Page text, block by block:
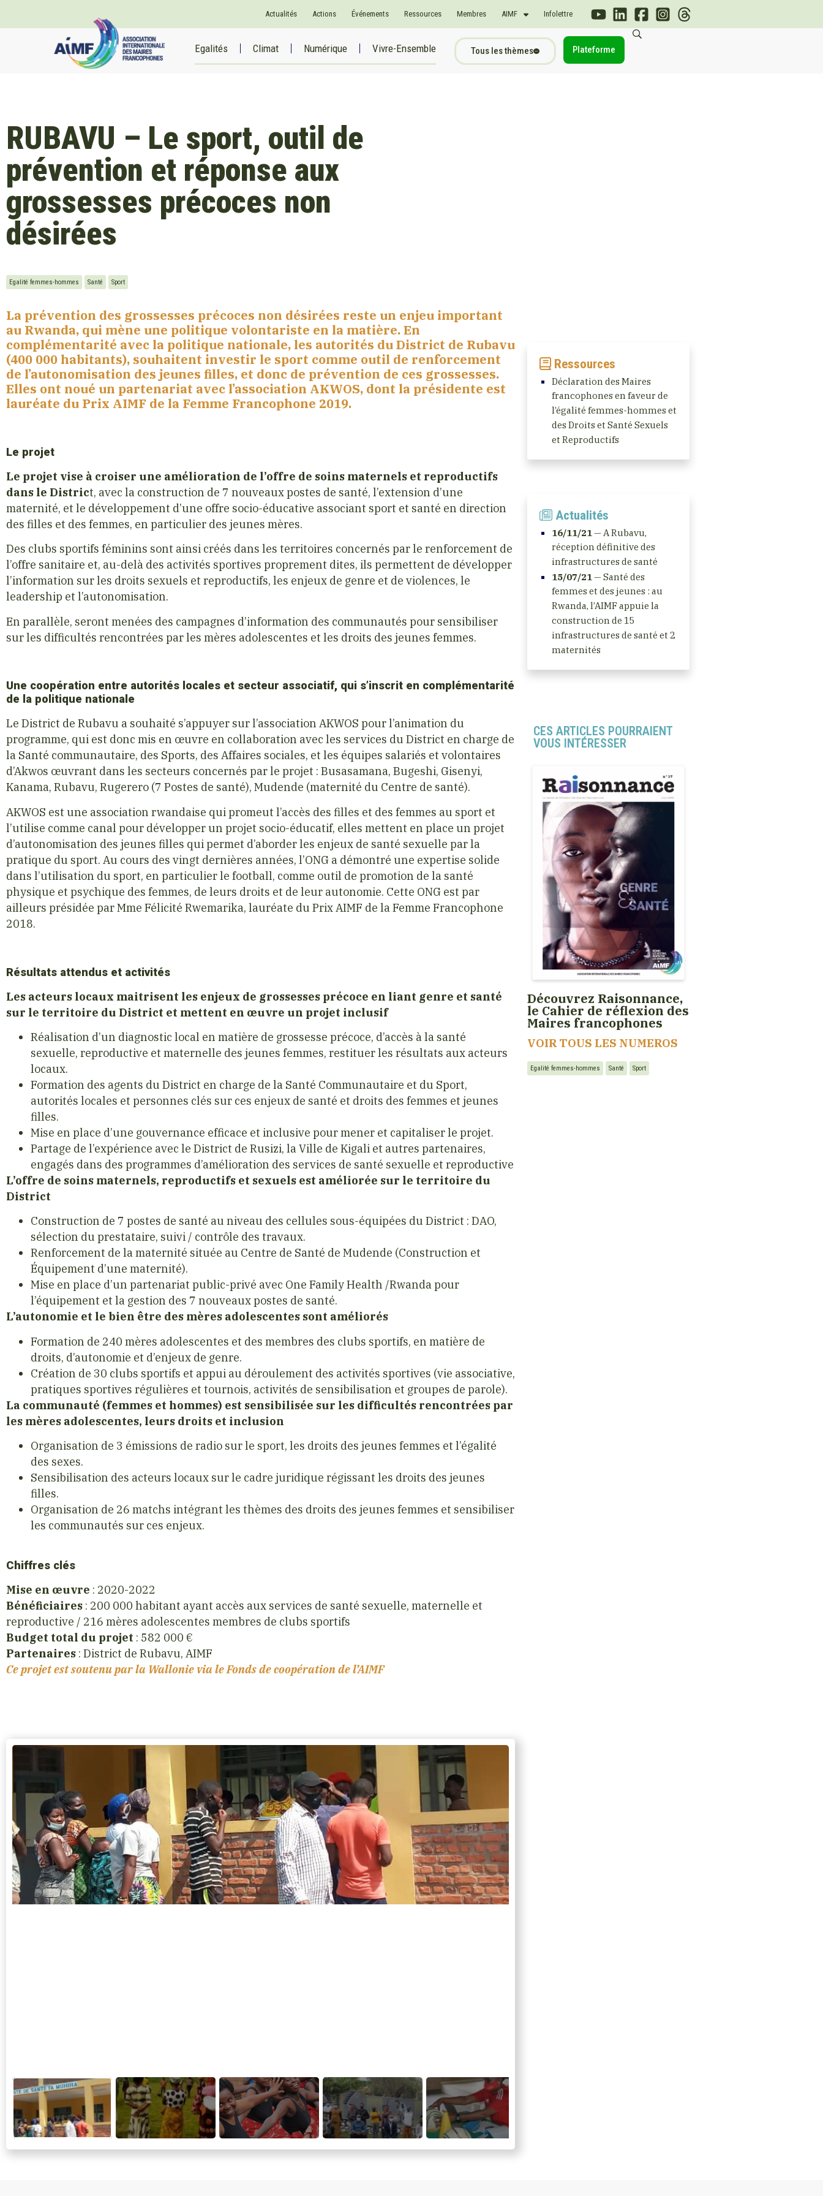
Actualités Actions Événements Ressources Membres AIMF Infolettre
Egalités Climat Numérique Vivre-Ensemble Tous les thèmes Plateforme
RUBAVU – Le sport, outil de
prévention et réponse aux
grossesses précoces non
désirées
Egalité femmes-hommes Santé Sport
La prévention des grossesses précoces non désirées reste un enjeu important
au Rwanda, qui mène une politique volontariste en la matière. En
complémentarité avec la politique nationale, les autorités du District de Rubavu
(400 000 habitants), souhaitent investir le sport comme outil de renforcement
de l’autonomisation des jeunes filles, et donc de prévention de ces grossesses.
Elles ont noué un partenariat avec l’association AKWOS, dont la présidente est
lauréate du Prix AIMF de la Femme Francophone 2019.
Le projet
Le projet vise à croiser une amélioration de l’offre de soins maternels et reproductifs
dans le District, avec la construction de 7 nouveaux postes de santé, l’extension d’une
maternité, et le développement d’une offre socio-éducative associant sport et santé en direction
des filles et des femmes, en particulier des jeunes mères.
Des clubs sportifs féminins sont ainsi créés dans les territoires concernés par le renforcement de
l’offre sanitaire et, au-delà des activités sportives proprement dites, ils permettent de développer
l’information sur les droits sexuels et reproductifs, les enjeux de genre et de violences, le
leadership et l’autonomisation.
En parallèle, seront menées des campagnes d’information des communautés pour sensibiliser
sur les difficultés rencontrées par les mères adolescentes et les droits des jeunes femmes.
Une coopération entre autorités locales et secteur associatif, qui s’inscrit en complémentarité
de la politique nationale
Le District de Rubavu a souhaité s’appuyer sur l’association AKWOS pour l’animation du
programme, qui est donc mis en œuvre en collaboration avec les services du District en charge de
la Santé communautaire, des Sports, des Affaires sociales, et les équipes salariés et volontaires
d’Akwos œuvrant dans les secteurs concernés par le projet : Busasamana, Bugeshi, Gisenyi,
Kanama, Rubavu, Rugerero (7 Postes de santé), Mudende (maternité du Centre de santé).
AKWOS est une association rwandaise qui promeut l’accès des filles et des femmes au sport et
l’utilise comme canal pour développer un projet socio-éducatif, elles mettent en place un projet
d’autonomisation des jeunes filles qui permet d’aborder les enjeux de santé sexuelle par la
pratique du sport. Au cours des vingt dernières années, l’ONG a démontré une expertise solide
dans l’utilisation du sport, en particulier le football, comme outil de promotion de la santé
physique et psychique des femmes, de leurs droits et de leur autonomie. Cette ONG est par
ailleurs présidée par Mme Félicité Rwemarika, lauréate du Prix AIMF de la Femme Francophone
2018.
Résultats attendus et activités
Les acteurs locaux maitrisent les enjeux de grossesses précoce en liant genre et santé
sur le territoire du District et mettent en œuvre un projet inclusif
Réalisation d’un diagnostic local en matière de grossesse précoce, d’accès à la santé
sexuelle, reproductive et maternelle des jeunes femmes, restituer les résultats aux acteurs
locaux.
Formation des agents du District en charge de la Santé Communautaire et du Sport,
autorités locales et personnes clés sur ces enjeux de santé et droits des femmes et jeunes
filles.
Mise en place d’une gouvernance efficace et inclusive pour mener et capitaliser le projet.
Partage de l’expérience avec le District de Rusizi, la Ville de Kigali et autres partenaires,
engagés dans des programmes d’amélioration des services de santé sexuelle et reproductive
L’offre de soins maternels, reproductifs et sexuels est améliorée sur le territoire du
District
Construction de 7 postes de santé au niveau des cellules sous-équipées du District : DAO,
sélection du prestataire, suivi / contrôle des travaux.
Renforcement de la maternité située au Centre de Santé de Mudende (Construction et
Équipement d’une maternité).
Mise en place d’un partenariat public-privé avec One Family Health /Rwanda pour
l’équipement et la gestion des 7 nouveaux postes de santé.
L’autonomie et le bien être des mères adolescentes sont améliorés
Formation de 240 mères adolescentes et des membres des clubs sportifs, en matière de
droits, d’autonomie et d’enjeux de genre.
Création de 30 clubs sportifs et appui au déroulement des activités sportives (vie associative,
pratiques sportives régulières et tournois, activités de sensibilisation et groupes de parole).
La communauté (femmes et hommes) est sensibilisée sur les difficultés rencontrées par
les mères adolescentes, leurs droits et inclusion
Organisation de 3 émissions de radio sur le sport, les droits des jeunes femmes et l’égalité
des sexes.
Sensibilisation des acteurs locaux sur le cadre juridique régissant les droits des jeunes
filles.
Organisation de 26 matchs intégrant les thèmes des droits des jeunes femmes et sensibiliser
les communautés sur ces enjeux.
Chiffres clés
Mise en œuvre : 2020-2022
Bénéficiaires : 200 000 habitant ayant accès aux services de santé sexuelle, maternelle et
reproductive / 216 mères adolescentes membres de clubs sportifs
Budget total du projet : 582 000 €
Partenaires : District de Rubavu, AIMF
Ce projet est soutenu par la Wallonie via le Fonds de coopération de l’AIMF
Ressources
Déclaration des Maires
francophones en faveur de
l’égalité femmes-hommes et
des Droits et Santé Sexuels
et Reproductifs
Actualités
16/11/21— A Rubavu,
réception définitive des
infrastructures de santé
15/07/21— Santé des
femmes et des jeunes : au
Rwanda, l’AIMF appuie la
construction de 15
infrastructures de santé et 2
maternités
CES ARTICLES POURRAIENT
VOUS INTÉRESSER
Découvrez Raisonnance,
le Cahier de réflexion des
Maires francophones
VOIR TOUS LES NUMEROS
Egalité femmes-hommes Santé Sport